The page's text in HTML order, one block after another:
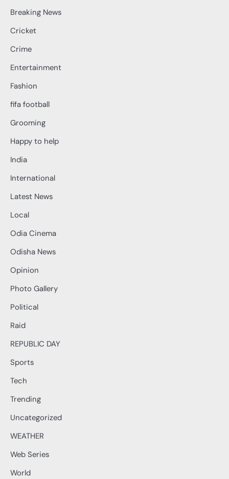
Breaking News
Cricket
Crime
Entertainment
Fashion
fifa football
Grooming
Happy to help
India
International
Latest News
Local
Odia Cinema
Odisha News
Opinion
Photo Gallery
Political
Raid
REPUBLIC DAY
Sports
Tech
Trending
Uncategorized
WEATHER
Web Series
World